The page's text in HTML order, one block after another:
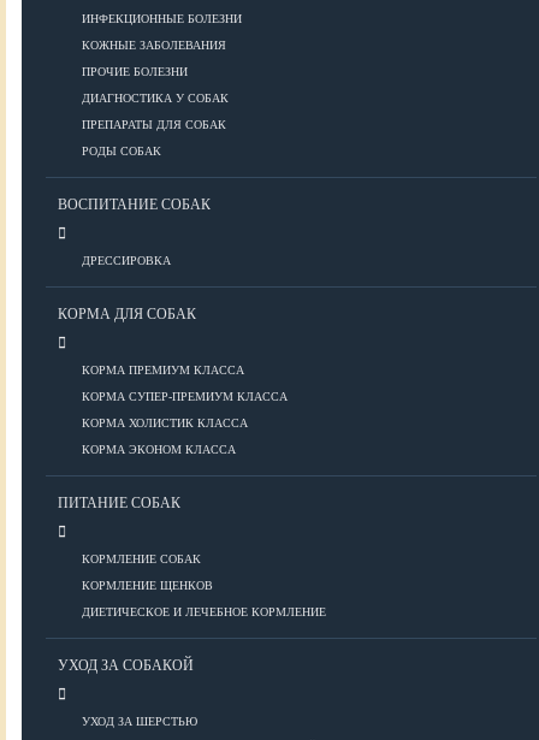
ИНФЕКЦИОННЫЕ БОЛЕЗНИ
КОЖНЫЕ ЗАБОЛЕВАНИЯ
ПРОЧИЕ БОЛЕЗНИ
ДИАГНОСТИКА У СОБАК
ПРЕПАРАТЫ ДЛЯ СОБАК
РОДЫ СОБАК
ВОСПИТАНИЕ СОБАК
ДРЕССИРОВКА
КОРМА ДЛЯ СОБАК
КОРМА ПРЕМИУМ КЛАССА
КОРМА СУПЕР-ПРЕМИУМ КЛАССА
КОРМА ХОЛИСТИК КЛАССА
КОРМА ЭКОНОМ КЛАССА
ПИТАНИЕ СОБАК
КОРМЛЕНИЕ СОБАК
КОРМЛЕНИЕ ЩЕНКОВ
ДИЕТИЧЕСКОЕ И ЛЕЧЕБНОЕ КОРМЛЕНИЕ
УХОД ЗА СОБАКОЙ
УХОД ЗА ШЕРСТЬЮ
Европейские
Короткошерстные
Для аллергиков
Лысые
Русские
Длинношерстные
Рейтинги пород
ВСЕ О СОБАКАХ
ЗДОРОВЬЕ
Болезни глаз
Болезни ЖКТ
Болезни мочеполовой системы
Болезни ОДА
Болезни органов дыхания
Болезни сердца
Заболевания нервной системы
Инфекционные болезни